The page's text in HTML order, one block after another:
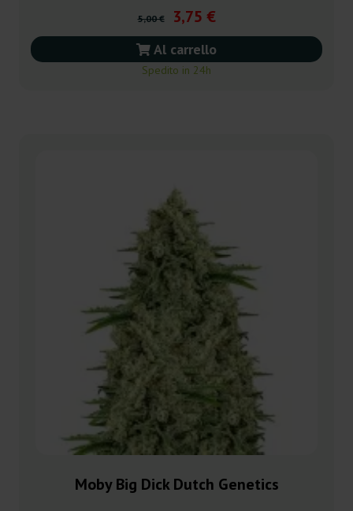
5,00 € 3,75 €
Al carrello
Spedito in 24h
Moby Big Dick Dutch Genetics